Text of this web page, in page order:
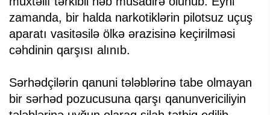
zamanda, bir halda narkotiklərin pilotsuz uçuş
aparatı vasitəsilə ölkə ərazisinə keçirilməsi
cəhdinin qarşısı alınıb.
Sərhədçilərin qanuni tələblərinə tabe olmayan
bir sərhəd pozucusuna qarşı qanunvericiliyin